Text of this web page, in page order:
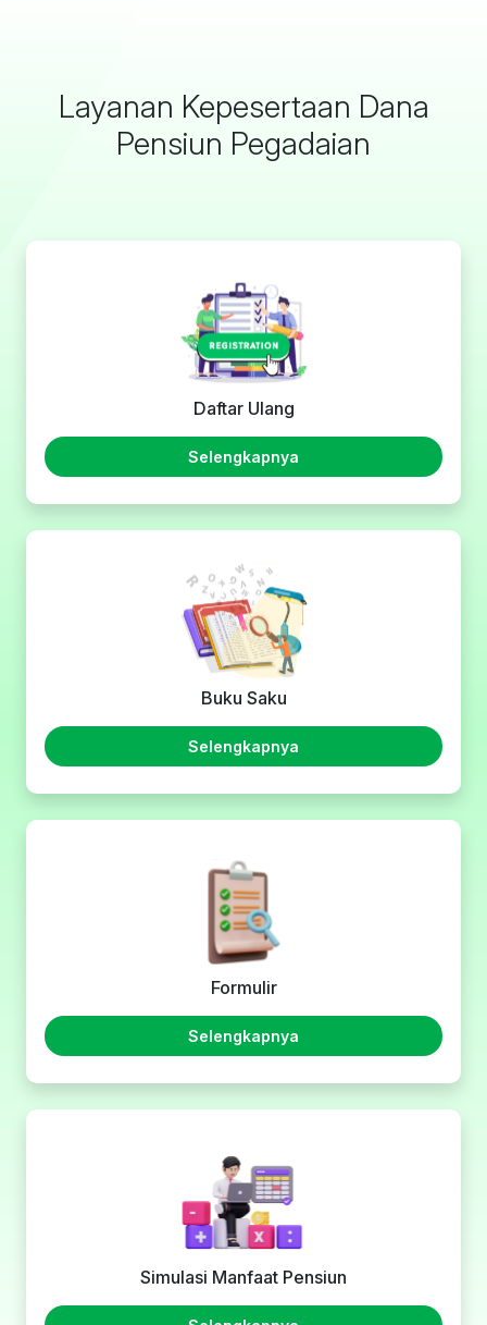
Layanan Kepesertaan Dana
Pensiun Pegadaian
Daftar Ulang
Selengkapnya
Buku Saku
Selengkapnya
Formulir
Selengkapnya
Simulasi Manfaat Pensiun